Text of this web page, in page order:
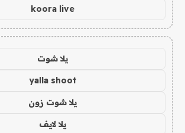
koora live
يلا شوت
yalla shoot
يلا شوت زون
يلا لايف